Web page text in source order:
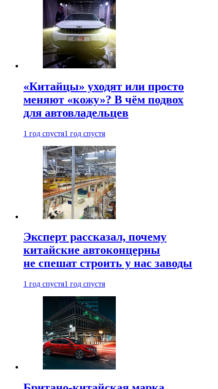
«Китайцы» уходят или просто
меняют «кожу»? В чём подвох
для автовладельцев
1 год спустя1 год спустя
Эксперт рассказал, почему
китайские автоконцерны
не спешат строить у нас заводы
1 год спустя1 год спустя